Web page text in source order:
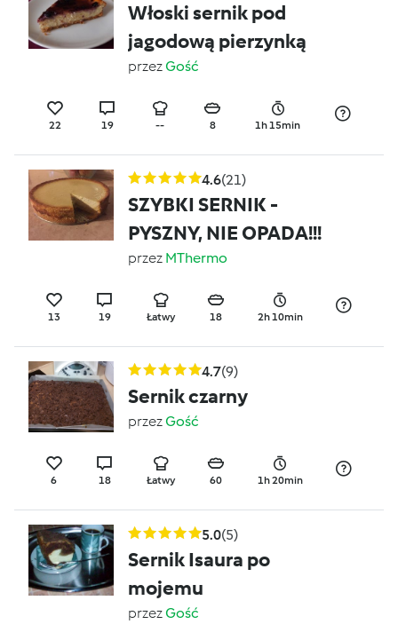
Włoski sernik pod
jagodową pierzynką
przezGość
22 19 -- 8 1h 15min
4.6(21)
SZYBKI SERNIK -
PYSZNY, NIE OPADA!!!
przez MThermo
13 19 Łatwy 18 2h 10min
4.7(9)
Sernik czarny
przezGość
6 18 Łatwy 60 1h 20min
5.0(5)
Sernik Isaura po
mojemu
przezGość